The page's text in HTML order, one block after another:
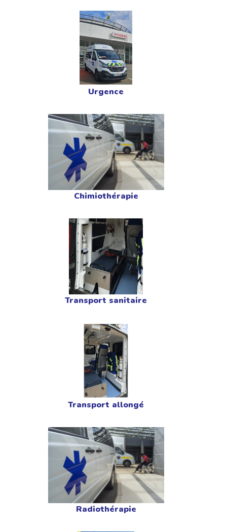
Urgence
Chimiothérapie
Transport sanitaire
Transport allongé
Radiothérapie